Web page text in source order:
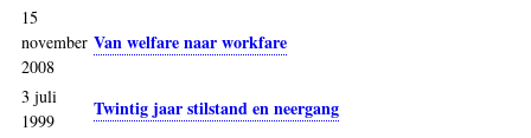
15
november
2008
Van welfare naar workfare
3 juli
1999
Twintig jaar stilstand en neergang